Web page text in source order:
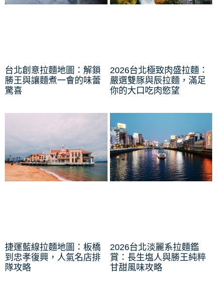
台北創意拉麵地圖：解鎖
勝王與讓麵煮一會的味蕾
驚喜
2026台北極致肉盛拉麵：
嚴選雙豚與辰拉麵，滿足
你的大口吃肉慾望
捷運藍線拉麵地圖：板橋
到忠孝復興，人氣名店排
隊攻略
2026台北淡麗系拉麵鑑
賞：長生塩人與勝王純粹
甘甜風味攻略